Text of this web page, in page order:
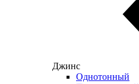
Джинс
Однотонный